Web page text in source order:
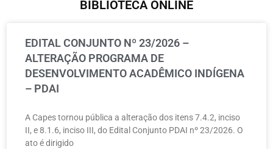
BIBLIOTECA ONLINE
EDITAL CONJUNTO Nº 23/2026 –
ALTERAÇÃO PROGRAMA DE
DESENVOLVIMENTO ACADÊMICO INDÍGENA
– PDAI
A Capes tornou pública a alteração dos itens 7.4.2, inciso
II, e 8.1.6, inciso III, do Edital Conjunto PDAI nº 23/2026. O
ato é dirigido